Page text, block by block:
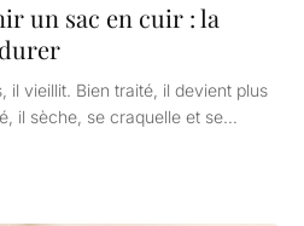
un sac en cuir : la
il vieillit. Bien traité, il devient plus
il sèche, se craquelle et se…